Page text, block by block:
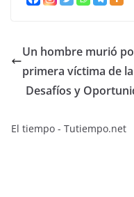
Un hombre murió
primera víctima de
Desafíos y
El tiempo - Tutiempo.net